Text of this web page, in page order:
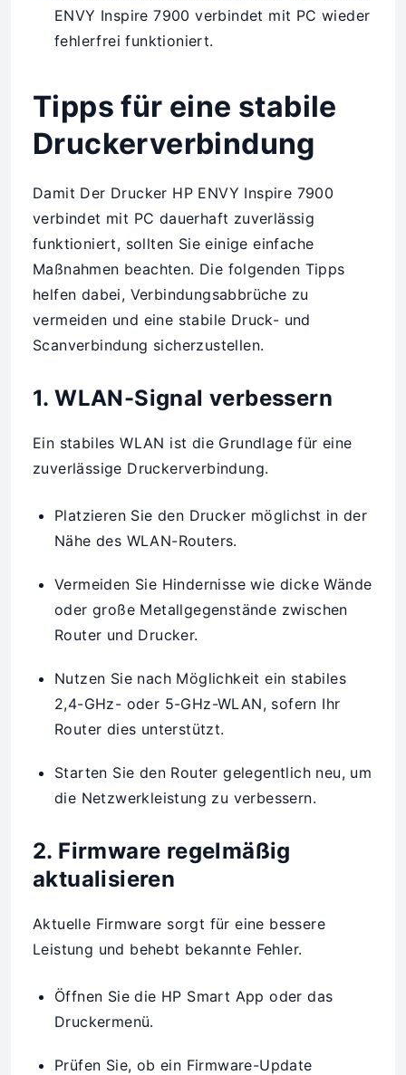
ENVY Inspire 7900 verbindet mit PC wieder
fehlerfrei funktioniert.
Tipps für eine stabile
Druckerverbindung
Damit Der Drucker HP ENVY Inspire 7900
verbindet mit PC dauerhaft zuverlässig
funktioniert, sollten Sie einige einfache
Maßnahmen beachten. Die folgenden Tipps
helfen dabei, Verbindungsabbrüche zu
vermeiden und eine stabile Druck- und
Scanverbindung sicherzustellen.
1. WLAN-Signal verbessern
Ein stabiles WLAN ist die Grundlage für eine
zuverlässige Druckerverbindung.
Platzieren Sie den Drucker möglichst in der
Nähe des WLAN-Routers.
Vermeiden Sie Hindernisse wie dicke Wände
oder große Metallgegenstände zwischen
Router und Drucker.
Nutzen Sie nach Möglichkeit ein stabiles
2,4-GHz- oder 5-GHz-WLAN, sofern Ihr
Router dies unterstützt.
Starten Sie den Router gelegentlich neu, um
die Netzwerkleistung zu verbessern.
2. Firmware regelmäßig
aktualisieren
Aktuelle Firmware sorgt für eine bessere
Leistung und behebt bekannte Fehler.
Öffnen Sie die HP Smart App oder das
Druckermenü.
Prüfen Sie, ob ein Firmware-Update